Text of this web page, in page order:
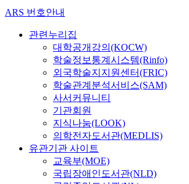
ARS 번호안내
관련누리집
대학공개강의(KOCW)
학술정보통계시스템(Rinfo)
외국학술지지원센터(FRIC)
학술관계분석서비스(SAM)
사서커뮤니티
기관회원
지식나눔(LOOK)
의학전자도서관(MEDLIS)
유관기관 사이트
교육부(MOE)
국립장애인도서관(NLD)